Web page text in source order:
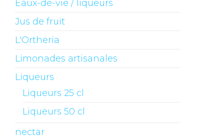
Eaux-de-vie / liqueurs
Jus de fruit
L'Ortheria
Limonades artisanales
Liqueurs
Liqueurs 25 cl
Liqueurs 50 cl
nectar